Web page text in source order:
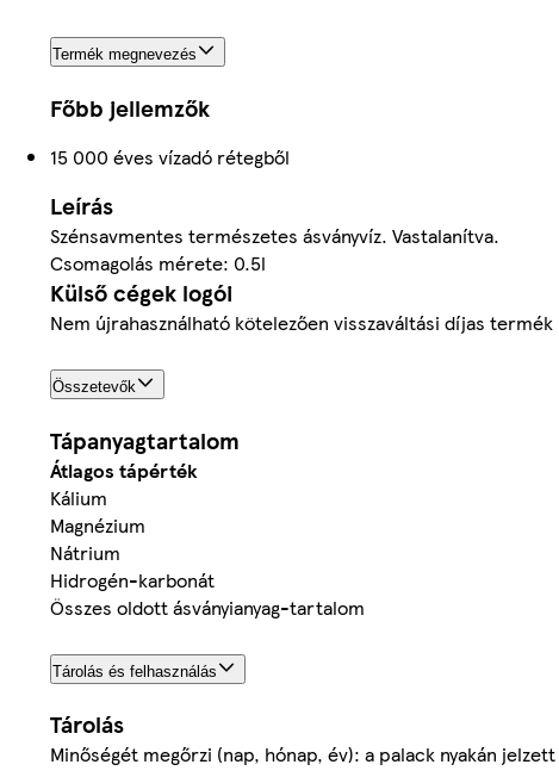
Termék megnevezés
Főbb jellemzők
15 000 éves vízadó rétegből
Leírás
Szénsavmentes természetes ásványvíz. Vastalanítva.
Csomagolás mérete: 0.5l
Külső cégek logói
Nem újrahasználható kötelezően visszaváltási díjas termék
Összetevők
Tápanyagtartalom
Átlagos tápérték
Kálium
Magnézium
Nátrium
Hidrogén-karbonát
Összes oldott ásványianyag-tartalom
Tárolás és felhasználás
Tárolás
Minőségét megőrzi (nap, hónap, év): a palack nyakán